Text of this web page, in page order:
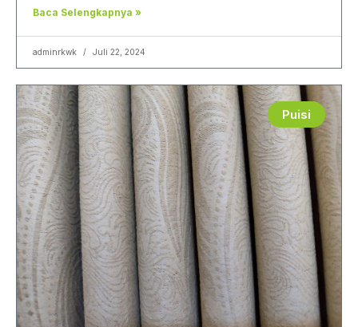
Baca Selengkapnya »
adminrkwk Juli 22, 2024
Puisi